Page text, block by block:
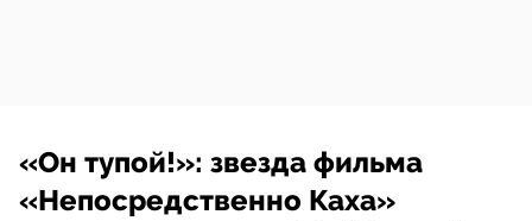
«Он тупой!»: звезда фильма
«Непосредственно Каха»